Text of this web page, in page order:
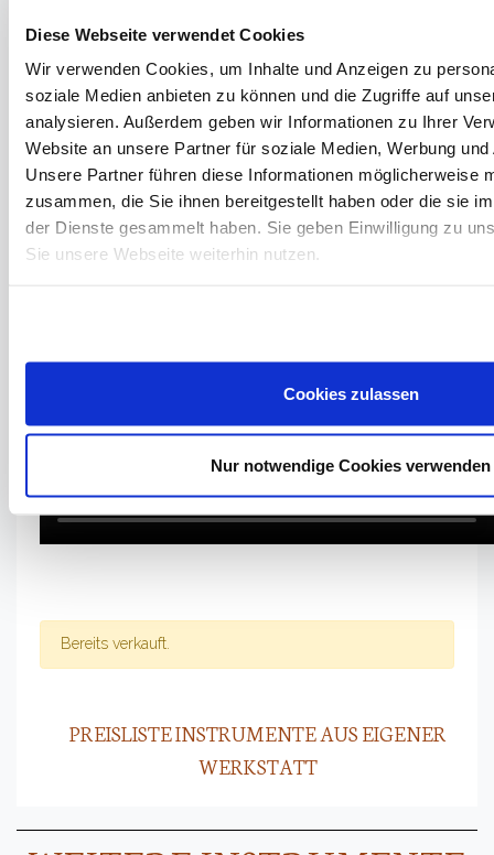
Diese Webseite verwendet Cookies
Wir verwenden Cookies, um Inhalte und Anzeigen zu
soziale Medien anbieten zu können und die Zugriffe auf
analysieren. Außerdem geben wir Informationen zu Ihrer
Website an unsere Partner für soziale Medien, Werbung
Unsere Partner führen diese Informationen möglicherweise
zusammen, die Sie ihnen bereitgestellt haben oder die sie
der Dienste gesammelt haben. Sie geben Einwilligung zu
Sie unsere Webseite weiterhin nutzen.
Cookies zulassen
Nur notwendige Cookies verwenden
HÖRPROBE
Bereits verkauft.
PREISLISTE INSTRUMENTE AUS EIGENER
WERKSTATT